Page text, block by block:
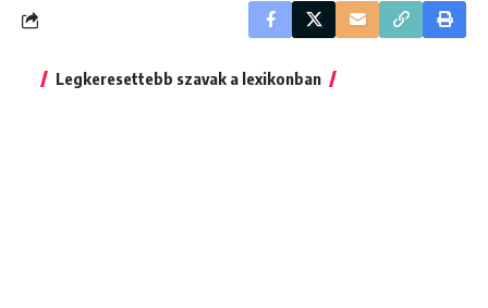
Legkeresettebb szavak a lexikonban